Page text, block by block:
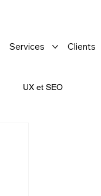
Services Clients
UX et SEO